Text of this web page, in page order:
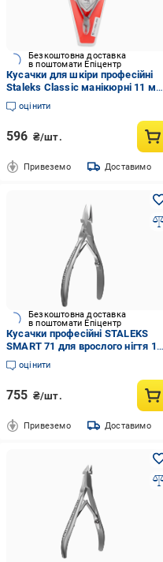
Безкоштовна доставка
в поштомати Епіцентр
Кусачки для шкіри професійні
Staleks Classic манікюрні 11 мм
(NC-10-11)
оцінити
596 ₴/шт.
Привеземо Доставимо
Безкоштовна доставка
в поштомати Епіцентр
Кусачки професійні STALEKS
SMART 71 для врослого нігтя 14
мм (NS-71-14)
оцінити
755 ₴/шт.
Привеземо Доставимо